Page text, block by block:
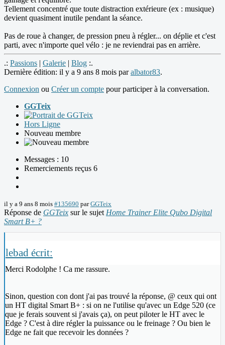
Tellement concentré que toute distraction extérieure (ex : musique)
devient quasiment inutile pendant la séance.
Pas de roue à changer, de pression pneu à régler... on déplie et c'est
parti, avec n'importe quel vélo : je ne reviendrai pas en arrière.
.: Passions | Galerie | Blog :.
Dernière édition: il y a 9 ans 8 mois paralbator83.
Connexion ou Créer un compte pour participer à la conversation.
GGTeix
Hors Ligne
Nouveau membre
Messages : 10
Remerciements reçus 6
il y a 9 ans 8 mois #135690 parGGTeix
Réponse de GGTeix sur le sujet Home Trainer Elite Qubo Digital
Smart B+ ?
lebad écrit:
Merci Rodolphe ! Ca me rassure.
Sinon, question con dont j'ai pas trouvé la réponse, @ ceux qui ont
un HT digital Smart B+ : si on ne l'utilise qu'avec un Edge 520 (ce
que je ferais souvent si j'avais ça), on peut piloter le HT avec le
Edge ? C'est à dire régler la puissance ou le freinage ? Ou bien le
Edge ne fait que recevoir les données ?